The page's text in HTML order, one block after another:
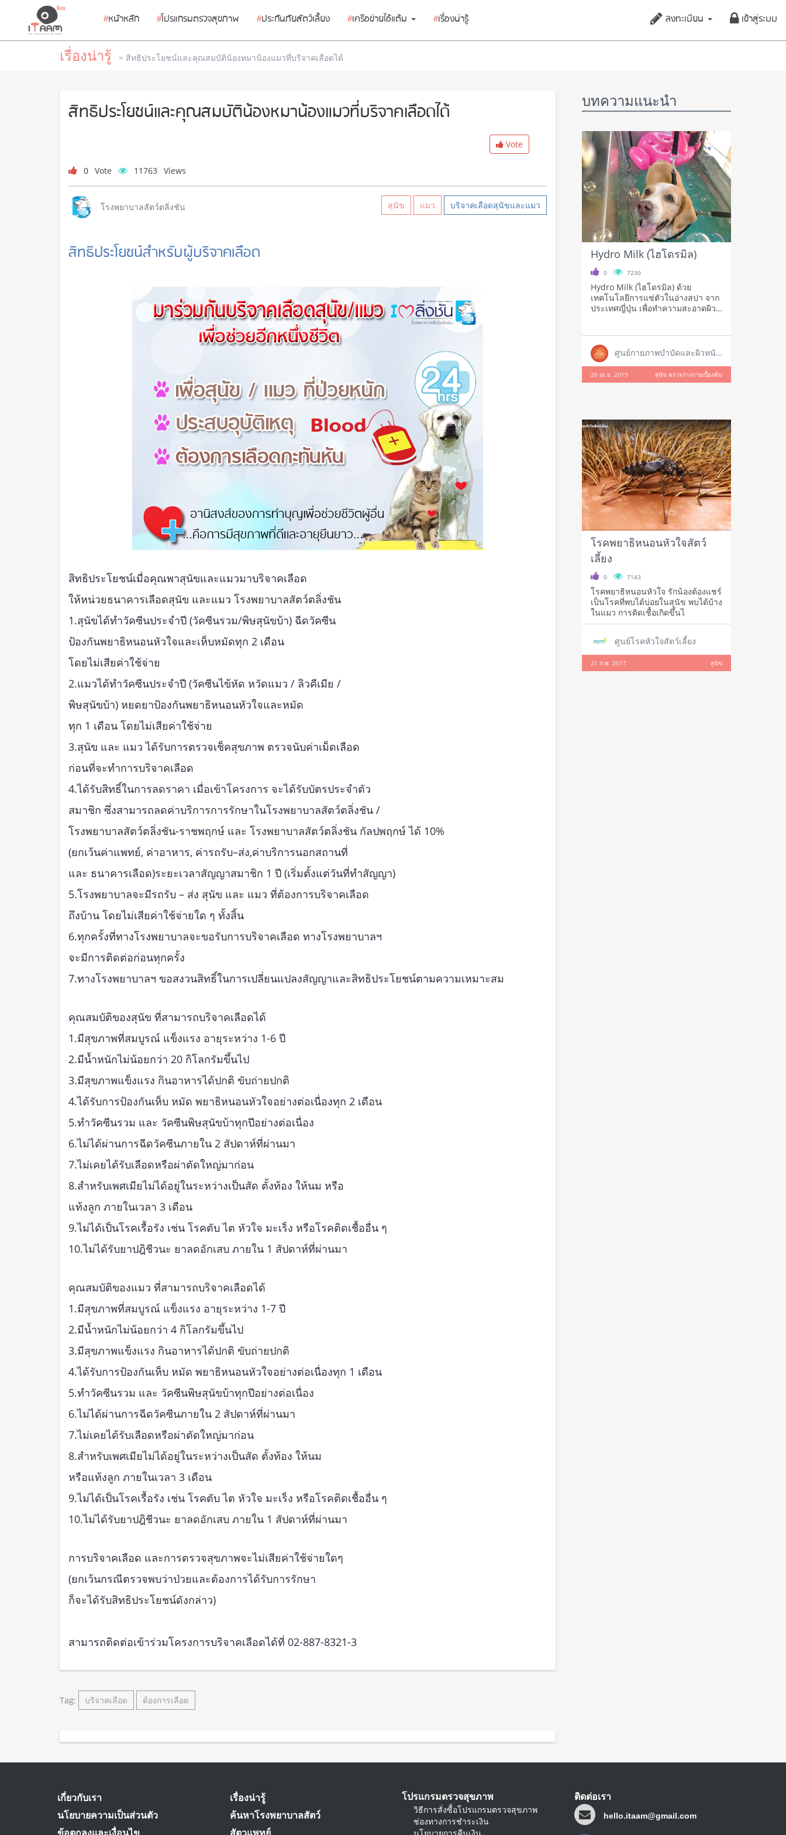
#หนัาหลัก #โปรแกรมตรวจสุขภาพ #ประกันภัยสัตว์เลี้ยง #เครือข่ายไอ้แต้ม #เรื่องน่ารู้ ลงทะเบียน เข้าสู่ระบบ
เรื่องน่ารู้ > สิทธิประโยชน์และคุณสมบัติน้องหมาน้องแมวที่บริจาคเลือดได้
สิทธิประโยชน์และคุณสมบัติน้องหมาน้องแมวที่บริจาคเลือดได้
0 Vote 11763 Views
Vote
โรงพยาบาลสัตว์ตลิ่งชัน สุนัข แมว บริจาคเลือดสุนัขและแมว
สิทธิประโยชน์สำหรับผู้บริจาคเลือด
สิทธิประโยชน์เมื่อคุณพาสุนัขและแมวมาบริจาคเลือด
ให้หน่วยธนาคารเลือดสุนัข และแมว โรงพยาบาลสัตว์ตลิ่งชัน
1.สุนัขได้ทำวัคซีนประจำปี (วัคซีนรวม/พิษสุนัขบ้า) ฉีดวัคซีน
ป้องกันพยาธิหนอนหัวใจและเห็บหมัดทุก 2 เดือน
โดยไม่เสียค่าใช้จ่าย
2.แมวได้ทำวัคซีนประจำปี (วัคซีนไข้หัด หวัดแมว / ลิวคีเมีย /
พิษสุนัขบ้า) หยดยาป้องกันพยาธิหนอนหัวใจและหมัด
ทุก 1 เดือน โดยไม่เสียค่าใช้จ่าย
3.สุนัข และ แมว ได้รับการตรวจเช็คสุขภาพ ตรวจนับค่าเม็ดเลือด
ก่อนที่จะทำการบริจาคเลือด
4.ได้รับสิทธิ์ในการลดราคา เมื่อเข้าโครงการ จะได้รับบัตรประจำตัว
สมาชิก ซึ่งสามารถลดค่าบริการการรักษาในโรงพยาบาลสัตว์ตลิ่งชัน /
โรงพยาบาลสัตว์ตลิ่งชัน-ราชพฤกษ์ และ โรงพยาบาลสัตว์ตลิ่งชัน กัลปพฤกษ์ ได้ 10%
(ยกเว้นค่าแพทย์, ค่าอาหาร, ค่ารถรับ–ส่ง,ค่าบริการนอกสถานที่
และ ธนาคารเลือด)ระยะเวลาสัญญาสมาชิก 1 ปี (เริ่มตั้งแต่วันที่ทำสัญญา)
5.โรงพยาบาลจะมีรถรับ – ส่ง สุนัข และ แมว ที่ต้องการบริจาคเลือด
ถึงบ้าน โดยไม่เสียค่าใช้จ่ายใด ๆ ทั้งสิ้น
6.ทุกครั้งที่ทางโรงพยาบาลจะขอรับการบริจาคเลือด ทางโรงพยาบาลฯ
จะมีการติดต่อก่อนทุกครั้ง
7.ทางโรงพยาบาลฯ ขอสงวนสิทธิ์ในการเปลี่ยนแปลงสัญญาและสิทธิประโยชน์ตามความเหมาะสม
คุณสมบัติของสุนัข ที่สามารถบริจาคเลือดได้
1.มีสุขภาพที่สมบูรณ์ แข็งแรง อายุระหว่าง 1-6 ปี
2.มีน้ำหนักไม่น้อยกว่า 20 กิโลกรัมขึ้นไป
3.มีสุขภาพแข็งแรง กินอาหารได้ปกติ ขับถ่ายปกติ
4.ได้รับการป้องกันเห็บ หมัด พยาธิหนอนหัวใจอย่างต่อเนื่องทุก 2 เดือน
5.ทำวัคซีนรวม และ วัคซีนพิษสุนัขบ้าทุกปีอย่างต่อเนื่อง
6.ไม่ได้ผ่านการฉีดวัคซีนภายใน 2 สัปดาห์ที่ผ่านมา
7.ไม่เคยได้รับเลือดหรือผ่าตัดใหญ่มาก่อน
8.สำหรับเพศเมียไม่ได้อยู่ในระหว่างเป็นสัด ตั้งท้อง ให้นม หรือ
แท้งลูก ภายในเวลา 3 เดือน
9.ไม่ได้เป็นโรคเรื้อรัง เช่น โรคตับ ไต หัวใจ มะเร็ง หรือโรคติดเชื้ออื่น ๆ
10.ไม่ได้รับยาปฎิชีวนะ ยาลดอักเสบ ภายใน 1 สัปดาห์ที่ผ่านมา
คุณสมบัติของแมว ที่สามารถบริจาคเลือดได้
1.มีสุขภาพที่สมบูรณ์ แข็งแรง อายุระหว่าง 1-7 ปี
2.มีน้ำหนักไม่น้อยกว่า 4 กิโลกรัมขึ้นไป
3.มีสุขภาพแข็งแรง กินอาหารได้ปกติ ขับถ่ายปกติ
4.ได้รับการป้องกันเห็บ หมัด พยาธิหนอนหัวใจอย่างต่อเนื่องทุก 1 เดือน
5.ทำวัคซีนรวม และ วัคซีนพิษสุนัขบ้าทุกปีอย่างต่อเนื่อง
6.ไม่ได้ผ่านการฉีดวัคซีนภายใน 2 สัปดาห์ที่ผ่านมา
7.ไม่เคยได้รับเลือดหรือผ่าตัดใหญ่มาก่อน
8.สำหรับเพศเมียไม่ได้อยู่ในระหว่างเป็นสัด ตั้งท้อง ให้นม
หรือแท้งลูก ภายในเวลา 3 เดือน
9.ไม่ได้เป็นโรคเรื้อรัง เช่น โรคตับ ไต หัวใจ มะเร็ง หรือโรคติดเชื้ออื่น ๆ
10.ไม่ได้รับยาปฎิชีวนะ ยาลดอักเสบ ภายใน 1 สัปดาห์ที่ผ่านมา
การบริจาคเลือด และการตรวจสุขภาพจะไม่เสียค่าใช้จ่ายใดๆ
(ยกเว้นกรณีตรวจพบว่าป่วยและต้องการได้รับการรักษา
ก็จะได้รับสิทธิประโยชน์ดังกล่าว)
สามารถติดต่อเข้าร่วมโครงการบริจาคเลือดได้ที่ 02-887-8321-3
บทความแนะนำ
Hydro Milk (ไฮโดรมิล)
0 7230
Hydro Milk (ไฮโดรมิล) ด้วย
เทคโนโลยีการแช่ตัวในอ่างสปา จาก
ประเทศญี่ปุ่น เพื่อทำความสะอาดผิว
ศูนย์กายภาพบำบัดและผิวหนังสัตว์เลี้ยง
20 เม.ย. 2019 สุนัข ตรวจร่างกายเบื้องต้น
‪‎โรคพยาธิหนอนหัวใจ‬สัตว์
เลี้ยง
0 7143
‪‎โรคพยาธิหนอนหัวใจ‬ รักน้องต้องแชร์‬
เป็นโรคที่พบได้บ่อยในสุนัข พบได้บ้าง
ในแมว การติดเชื้อเกิดขึ้นไ
ศูนย์โรคหัวใจสัตว์เลี้ยง
21 ก.พ. 2017 สุนัข
Tag: บริจาคเลือด ต้องการเลือด
เกี่ยวกับเรา
นโยบายความเป็นส่วนตัว
เรื่องน่ารู้
ค้นหาโรงพยาบาลสัตว์
โปรแกรมตรวจสุขภาพ
วิธีการสั่งซื้อโปรแกรมตรวจสุขภาพ
ช่องทางการชำระเงิน
ติดต่อเรา
hello.itaam@gmail.com